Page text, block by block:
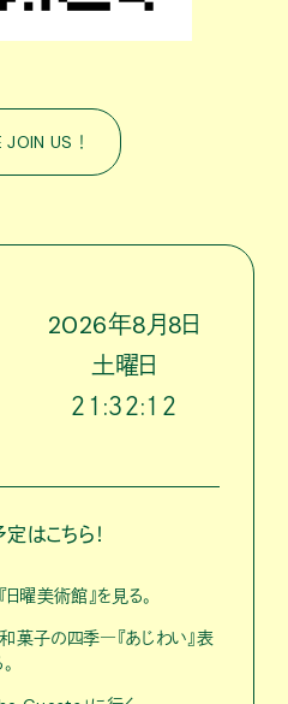
US ！
2026年8月8日
土曜日
２１:３２:１３
はこちら！
曜美術館』を見る。
菓子の四季―『あじわい』表